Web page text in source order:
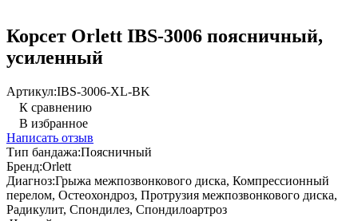
Корсет Orlett IBS-3006 поясничный,
усиленный
Артикул:IBS-3006-XL-BK
К сравнению
В избранное
Написать отзыв
Тип бандажа:Поясничный
Бренд:Orlett
Диагноз:Грыжа межпозвонкового диска, Компрессионный
перелом, Остеохондроз, Протрузия межпозвонкового диска,
Радикулит, Спондилез, Спондилоартроз